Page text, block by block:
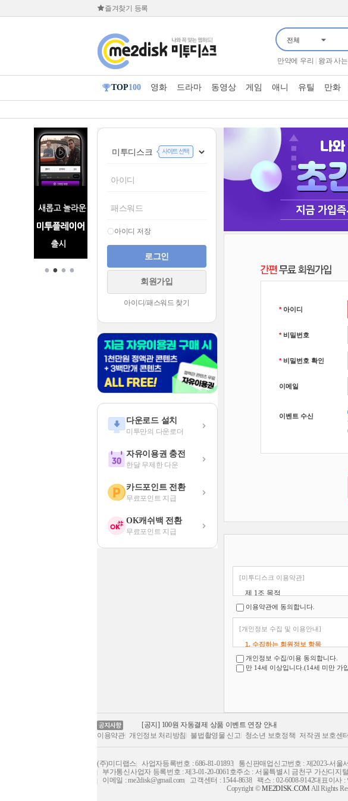
즐겨찾기 등록
• •• •
전체
너자2 | 전지적 참견 시점
만약에 우리 | 왕과 사
놀면 뭐하니
불후의
쇼 음악중심
살림하는
오싹한 연애 |
TOP100 영화 드라마 동영상 게임 애니 유틸 만화
아이디 저장
회원가입
아이디/패스워드 찾기
다운로드 설치
미투만의 다운로더
자유이용권 충전
한달 무제한 다운
카드포인트 전환
무료포인트 지급
OK캐쉬백 전환
무료포인트 지급
*아이디
*비밀번호
*비밀번호 확인
이메일
이벤트 수신
[미투디스크 이용약관]
제 1조 목적
이 서비스 이용 약관 (이하 “약
“www.me2disk.com ")와 관련
제 2조 용어의 정의
이 약관에서 사용하는 용어의 정
① 일반회원 : 서비스에 접속하여
서면을 통한 인증을 마친 후,
⑦ 게시물 : 회원이 서비스에 게
⑧ 그리드 : 회원 PC에서 사이트
⑨ 포인트 : 사이트의 아이템 구
⑩ 판매포인트 : 게시물 등록 권
⑪ 추천인 포인트 : 회원의 미투
⑫ 보너스/쿠폰 : 유료 결제 이외
⑬ 자유이용권 : 포인트 방식과는
이용약관에 동의합니다.
[개인정보 수집 및 이용안내]
1. 수집하는 회원정보 항목
미투디스크는 회원가입 및 서비스
1) 수집항목
2-1) 개인정보 수집 방법 : 회원가입
외국인의 선택 수집 항목은 이메
2-2) 개인정보 수집 방법 : 선택
2. 회원정보의 수집 목적
미투디스크는 는 회원의 정보를 다
개인정보 수집/이용 동의합니다.
만 14세 이상입니다.(14세 미만 가
[공지] [26.08.09 부산은행 작업 안내]
[공지] 100원 자동결제 상품 이벤트 연장 안내
[공지] 불법성인컨텐츠등록 및 규정위반 제재회원명단
로드 금지 안내
[공지] [26.08.02 씨티은행 작업 안내]
[공지] [26.07.19 신한은행 작업 안내]
[공지] [26.08.09 부산은행 작업 안내]
이용약관 개인정보 처리방침 불법촬영물 신고 청소년 보호정책 저작권 보호센터
(주)미디랩스 사업자등록번호 : 686-81-01893
통신판매업신고번호 : 제2023-서울
부가통신사업자 등록번호 : 제3-01-20-0061호주소 : 서울특별시 금천구 가산디지
이메일 : me2disk@gmail.com
고객센터 : 1544-8638 팩스 : 02-6008-9142대표이사 :
Copyright ©ME2DISK.COM All Rights